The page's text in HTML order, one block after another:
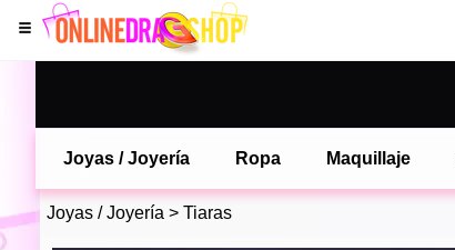
Joyas / Joyería Ropa Maquillaje
Joyas / Joyería > Tiaras